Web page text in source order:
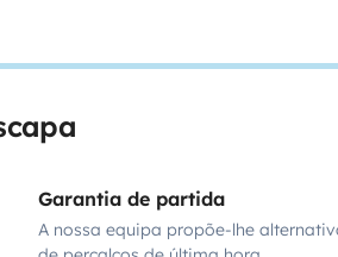
Garantia de partida
A nossa equipa propõe-lhe